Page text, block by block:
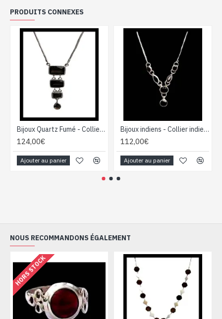
PRODUITS CONNEXES
Bijoux Quartz Fumé - Collier indien - Bijoux indiens
124,00€
Ajouter au panier
Bijoux indiens - Collier indien - Grenat
112,00€
Ajouter au panier
NOUS RECOMMANDONS ÉGALEMENT
HORS STOCK